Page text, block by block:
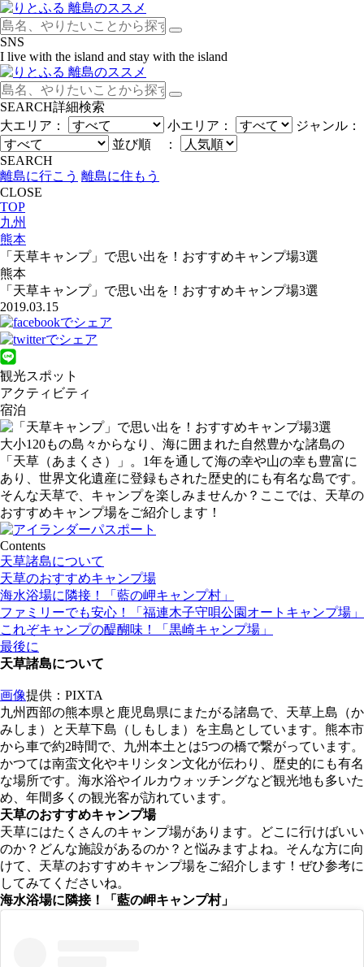
SNS
I live with the island and stay with the island
SEARCH詳細検索
大エリア：
小エリア：
ジャンル：
並び順 ：
SEARCH
離島に行こう 離島に住もう
CLOSE
TOP
九州
熊本
「天草キャンプ」で思い出を！おすすめキャンプ場3選
熊本
「天草キャンプ」で思い出を！おすすめキャンプ場3選
2019.03.15
観光スポット
アクティビティ
宿泊
大小120もの島々からなり、海に囲まれた自然豊かな諸島の
「天草（あまくさ）」。1年を通して海の幸や山の幸も豊富に
あり、世界文化遺産に登録もされた歴史的にも有名な島です。
そんな天草で、キャンプを楽しみませんか？ここでは、天草の
おすすめキャンプ場をご紹介します！
Contents
天草諸島について
天草のおすすめキャンプ場
海水浴場に隣接！「藍の岬キャンプ村」
ファミリーでも安心！「福連木子守唄公園オートキャンプ場」
これぞキャンプの醍醐味！「黒崎キャンプ場」
最後に
天草諸島について
画像提供：PIXTA
九州西部の熊本県と鹿児島県にまたがる諸島で、天草上島（か
みしま）と天草下島（しもしま）を主島としています。熊本市
から車で約2時間で、九州本土とは5つの橋で繋がっています。
かつては南蛮文化やキリシタン文化が伝わり、歴史的にも有名
な場所です。海水浴やイルカウォッチングなど観光地も多いた
め、年間多くの観光客が訪れています。
天草のおすすめキャンプ場
天草にはたくさんのキャンプ場があります。どこに行けばいい
のか？どんな施設があるのか？と悩みますよね。そんな方に向
けて、天草のおすすめキャンプ場をご紹介します！ぜひ参考に
してみてくださいね。
海水浴場に隣接！「 藍の岬キャンプ村」